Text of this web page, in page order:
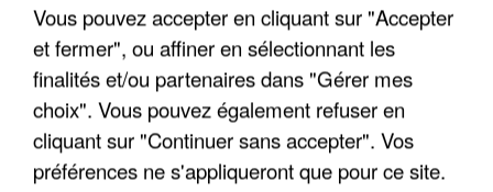
COULÉE DE BOUE EN HAUTE-SAVOIE
Vous pouvez accepter en cliquant sur "Accepter
et fermer", ou affiner en sélectionnant les
finalités et/ou partenaires dans "Gérer mes
choix". Vous pouvez également refuser en
cliquant sur "Continuer sans accepter". Vos
préférences ne s'appliqueront que pour ce site.